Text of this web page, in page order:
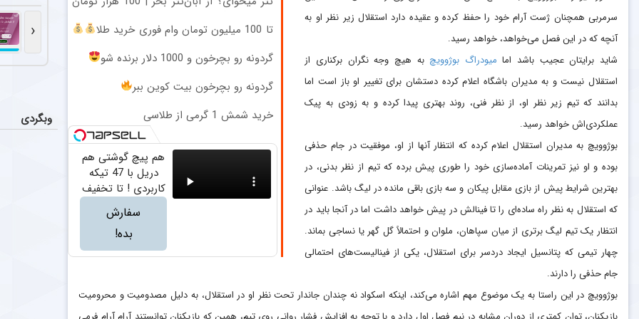
تا 100 میلیون تومان وام فوری خرید طلا
گردونه رو بچرخون و 1000 دلار برنده شو
گردونه رو بچرخون بیت کوین ببر
خرید شمش 1 گرمی از طلاسی
هم پیچ گوشتی هم
دریل با 47 تیکه
کاربردی ! تا تخفیف
داره بخرش!
سفارش
بده!
سرمربی همچنان ژست آرام خود را حفظ کرده و عقیده دارد استقلال زیر نظر او به
آنچه که در این فصل می‌خواهد، خواهد رسید.
شاید برایتان عجیب باشد اما میودراگ بوژوویچ به هیچ وجه نگران برکناری از
استقلال نیست و به مدیران باشگاه اعلام کرده دستشان برای تغییر او باز است اما
بدانند که تیم زیر نظر او، از نظر فنی، روند بهتری پیدا کرده و به زودی به پیک
عملکردی‌اش خواهد رسید.
بوژوویچ به مدیران استقلال اعلام کرده که انتظار آنها از او، موفقیت در جام حذفی
بوده و او نیز تمرینات آماده‌سازی خود را طوری پیش برده که تیم از نظر بدنی، در
بهترین شرایط پیش از بازی مقابل پیکان و سه بازی باقی مانده در لیگ باشد. عنوانی
که استقلال به نظر راه ساده‌ای را تا فینالش در پیش خواهد داشت اما در آنجا باید در
انتظار یک تیم لیگ برتری از میان سپاهان، ملوان و احتمالاً گل گهر یا نساجی بماند.
چهار تیمی که پتانسیل ایجاد دردسر برای استقلال، یکی از فینالیست‌های احتمالی
جام حذفی را دارند.
بوژوویچ در این راستا به یک موضوع مهم اشاره می‌کند، اینکه اسکواد نه چندان جاندار تحت نظر او در استقلال، به دلیل مصدومیت و محرومیت
مرتضی
اخبار مخالفت
سید مهدی
دانیال
‹
وبگردی